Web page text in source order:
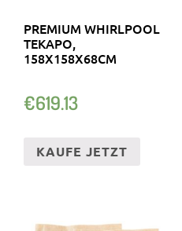
PREMIUM WHIRLPOOL
TEKAPO,
158X158X68CM
€619.13
KAUFE JETZT